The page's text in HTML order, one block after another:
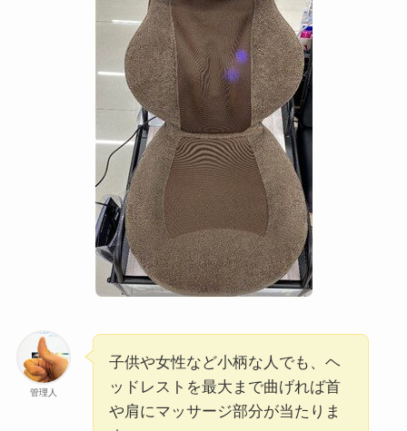
管理人
子供や女性など小柄な人でも、ヘ
ッドレストを最大まで曲げれば首
や肩にマッサージ部分が当たりま